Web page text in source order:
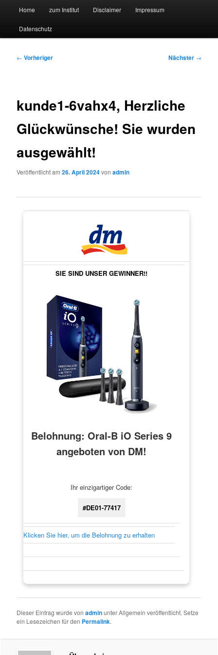
Suchmaschine Forschung und
Technologie
Zum
primären
Zum
sekundären
Home zum Institut Disclaimer Impressum
Datenschutz
Beitragsnavigation
← Vorheriger Nächster →
kunde1-6vahx4, Herzliche
Glückwünsche! Sie wurden
ausgewählt!
Veröffentlicht am26. April 2024vonadmin
SIE SIND UNSER GEWINNER!!
Belohnung: Oral-B iO Series 9
angeboten von DM!
Ihr einzigartiger Code:
#DE01-77417
Klicken Sie hier, um die Belohnung zu erhalten
Dieser Eintrag wurde vonadminunter Allgemein veröffentlicht. Setze
ein Lesezeichen für den Permalink.